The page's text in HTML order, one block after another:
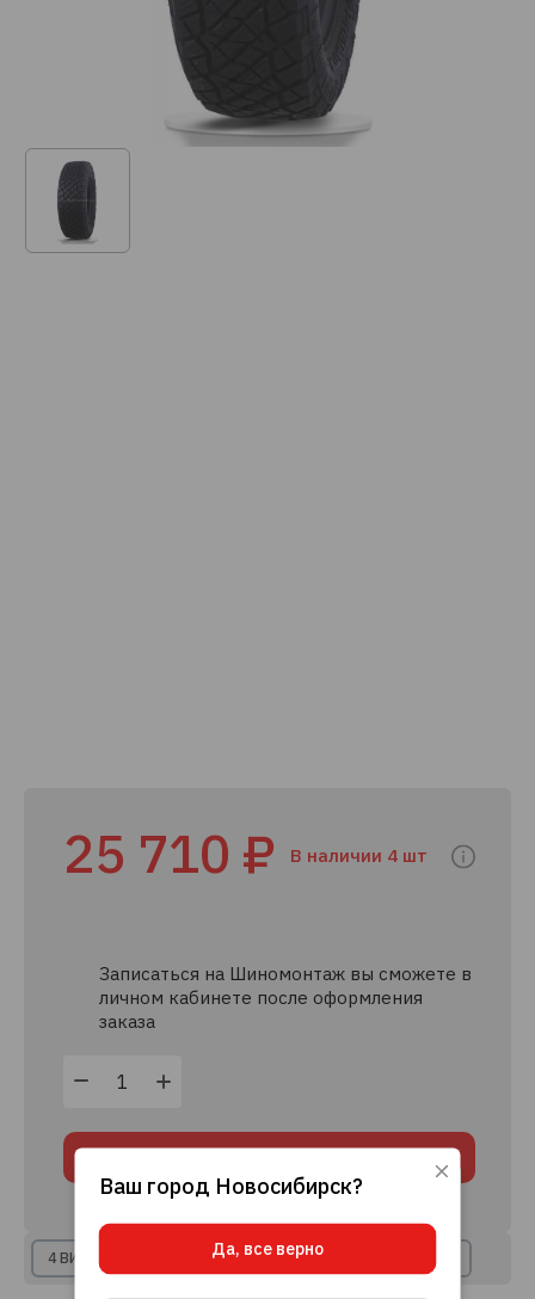
25 710 ₽ В наличии 4 шт
Записаться на Шиномонтаж вы сможете в
личном кабинете после оформления
заказа
4 ВИДА РАССРОЧКИ 8+ КРЕДИТНЫХ ПРЕДЛОЖЕНИЙ
Ваш город Новосибирск?
Да, все верно
Используя данный сайт, вы даете согласие
нам делать его удобнее для вас.